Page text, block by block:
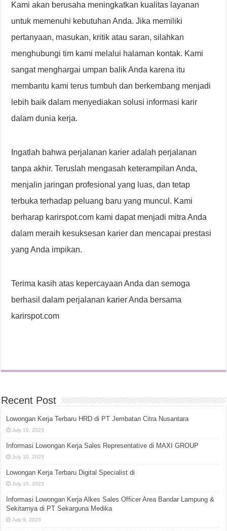
Kami akan berusaha meningkatkan kualitas layanan
untuk memenuhi kebutuhan Anda. Jika memiliki
pertanyaan, masukan, kritik atau saran, silahkan
menghubungi tim kami melalui halaman kontak. Kami
sangat menghargai umpan balik Anda karena itu
membantu kami terus tumbuh dan berkembang menjadi
lebih baik dalam menyediakan solusi informasi karir
dalam dunia kerja.
Ingatlah bahwa perjalanan karier adalah perjalanan
tanpa akhir. Teruslah mengasah keterampilan Anda,
menjalin jaringan profesional yang luas, dan tetap
terbuka terhadap peluang baru yang muncul. Kami
berharap karirspot.com kami dapat menjadi mitra Anda
dalam meraih kesuksesan karier dan mencapai prestasi
yang Anda impikan.
Terima kasih atas kepercayaan Anda dan semoga
berhasil dalam perjalanan karier Anda bersama
karirspot.com
Recent Post
Lowongan Kerja Terbaru HRD di PT Jembatan Citra Nusantara
July 10, 2023
Informasi Lowongan Kerja Sales Representative di MAXI GROUP
July 10, 2023
Lowongan Kerja Terbaru Digital Specialist di
July 10, 2023
Informasi Lowongan Kerja Alkes Sales Officer Area Bandar Lampung &
Sekitarnya di PT Sekarguna Medika
July 9, 2023